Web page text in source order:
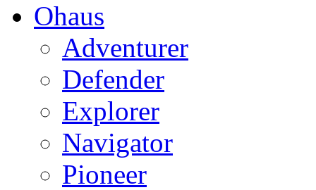
Ohaus
Adventurer
Defender
Explorer
Navigator
Pioneer